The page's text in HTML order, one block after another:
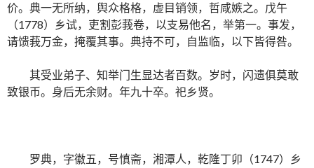
价。典一无所纳，舆众格格，虚目销领，哲咸嫉之。戊午
（1778）乡试，吏割彭莪卷，以支易他名，举第一。事发，
请馈莪万金，掩覆其事。典持不可，自监临，以下皆得咎。
其受业弟子、知举门生显达者百数。岁时，闪遗俱莫敢
致银币。身后无余财。年九十卒。祀乡贤。
罗典，字徽五，号慎斋，湘潭人，乾隆丁卯（1747）乡